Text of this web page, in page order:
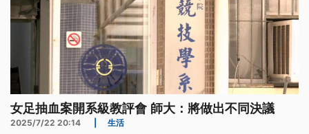
女足抽血案開系級教評會 師大：將做出不同決議
2025/7/22 20:14 生活